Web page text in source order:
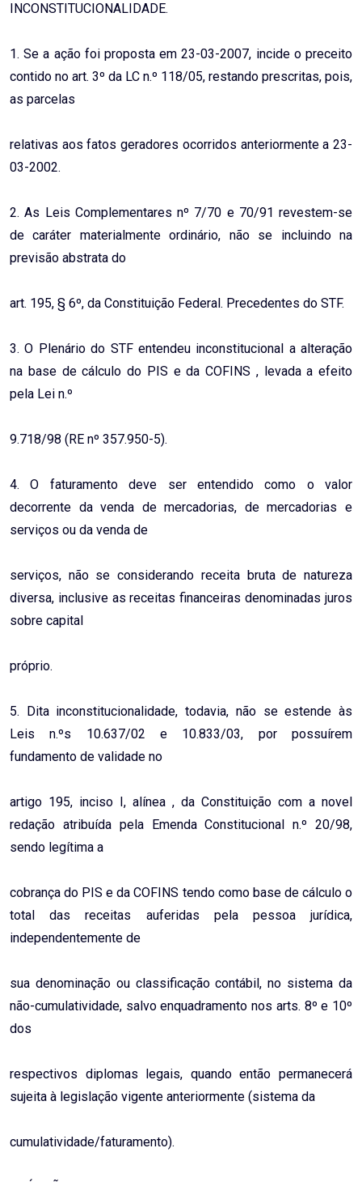
INCONSTITUCIONALIDADE.
1. Se a ação foi proposta em 23-03-2007, incide o preceito
contido no art. 3º da LC n.º 118/05, restando prescritas, pois,
as parcelas
relativas aos fatos geradores ocorridos anteriormente a 23-
03-2002.
2. As Leis Complementares nº 7/70 e 70/91 revestem-se
de caráter materialmente ordinário, não se incluindo na
previsão abstrata do
art. 195, § 6º, da Constituição Federal. Precedentes do STF.
3. O Plenário do STF entendeu inconstitucional a alteração
na base de cálculo do PIS e da COFINS , levada a efeito
pela Lei n.º
9.718/98 (RE nº 357.950-5).
4. O faturamento deve ser entendido como o valor
decorrente da venda de mercadorias, de mercadorias e
serviços ou da venda de
serviços, não se considerando receita bruta de natureza
diversa, inclusive as receitas financeiras denominadas juros
sobre capital
próprio.
5. Dita inconstitucionalidade, todavia, não se estende às
Leis n.ºs 10.637/02 e 10.833/03, por possuírem
fundamento de validade no
artigo 195, inciso I, alínea , da Constituição com a novel
redação atribuída pela Emenda Constitucional n.º 20/98,
sendo legítima a
cobrança do PIS e da COFINS tendo como base de cálculo o
total das receitas auferidas pela pessoa jurídica,
independentemente de
sua denominação ou classificação contábil, no sistema da
não-cumulatividade, salvo enquadramento nos arts. 8º e 10º
dos
respectivos diplomas legais, quando então permanecerá
sujeita à legislação vigente anteriormente (sistema da
cumulatividade/faturamento).